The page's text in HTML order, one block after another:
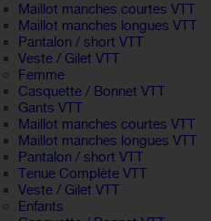
Maillot manches courtes VTT
Maillot manches longues VTT
Pantalon / short VTT
Veste / Gilet VTT
Femme
Casquette / Bonnet VTT
Gants VTT
Maillot manches courtes VTT
Maillot manches longues VTT
Pantalon / short VTT
Tenue Complète VTT
Veste / Gilet VTT
Enfants